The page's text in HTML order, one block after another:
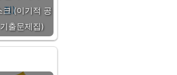
크 (이기적 공
출문제집)